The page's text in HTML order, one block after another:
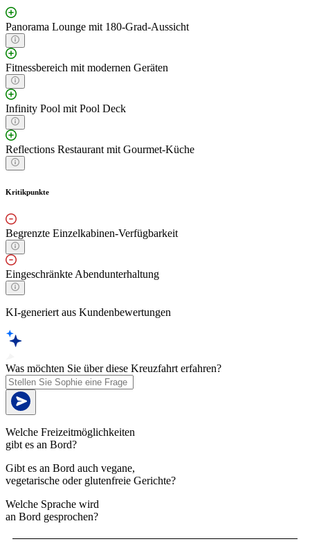
Panorama Lounge mit 180-Grad-Aussicht
Fitnessbereich mit modernen Geräten
Infinity Pool mit Pool Deck
Reflections Restaurant mit Gourmet-Küche
Kritikpunkte
Begrenzte Einzelkabinen-Verfügbarkeit
Eingeschränkte Abendunterhaltung
KI-generiert aus Kundenbewertungen
Was möchten Sie über diese Kreuzfahrt erfahren?
Welche Freizeitmöglichkeiten
gibt es an Bord?
Gibt es an Bord auch vegane,
vegetarische oder glutenfreie Gerichte?
Welche Sprache wird
an Bord gesprochen?